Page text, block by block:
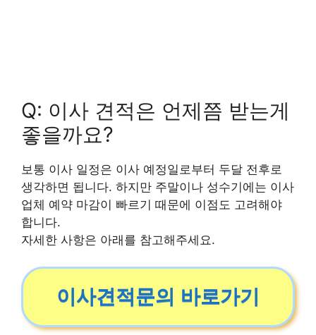
Q: 이사 견적은 언제쯤 받는게
좋을까요?
보통 이사 일정은 이사 예정일로부터 두달 전후로
생각하면 됩니다. 하지만 주말이나 성수기에는 이사
업체 예약 마감이 빠르기 때문에 이점도 고려해야
합니다.
자세한 사항은 아래를 참고해주세요.
이사견적문의 바로가기